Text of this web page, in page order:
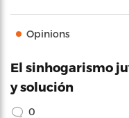
Opinions
El sinhogarismo
y solución
0